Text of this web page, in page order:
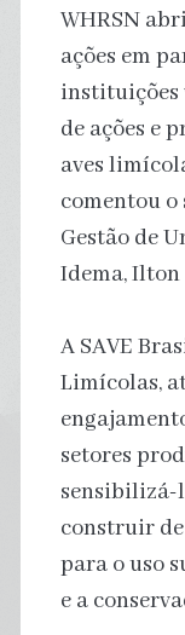
WHRSN
ações em
instituições
de ações e
aves
comentou
Gestão de
Idema, Ilton
A SAVE
Limícolas,
setores
sensibilizá-
construir
para o uso
e a